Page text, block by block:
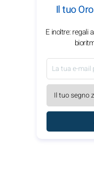
Il tuo
E inoltre: regali